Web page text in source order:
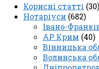
Корисні статті (30)
Нотаріуси (682)
Івано-
АР Крим (40)
Вінницька
Волинська